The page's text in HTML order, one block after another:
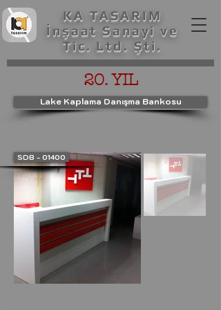
KA TASARIM
İnşaat Sanayi ve
Tic. Ltd. Şti.
20. YIL
Lake Kaplama Danışma Bankosu
SDB - 01400